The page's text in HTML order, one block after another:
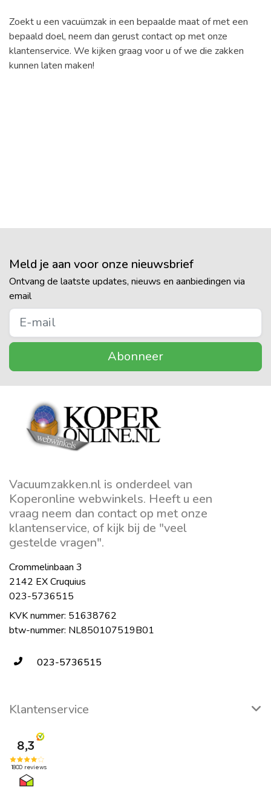
Zoekt u een vacuümzak in een bepaalde maat of met een
bepaald doel, neem dan gerust contact op met onze
klantenservice. We kijken graag voor u of we die zakken
kunnen laten maken!
Meld je aan voor onze nieuwsbrief
Ontvang de laatste updates, nieuws en aanbiedingen via
email
Abonneer
Vacuumzakken.nl is onderdeel van
Koperonline webwinkels. Heeft u een
vraag neem dan contact op met onze
klantenservice, of kijk bij de "veel
gestelde vragen".
Crommelinbaan 3
2142 EX Cruquius
023-5736515
KVK nummer: 51638762
btw-nummer: NL850107519B01
023-5736515
Klantenservice